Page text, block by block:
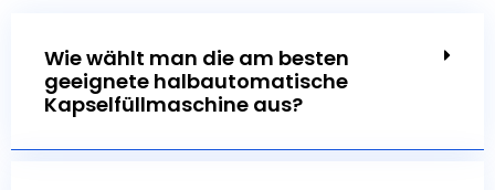
Wie wählt man die am besten
geeignete halbautomatische
Kapselfüllmaschine aus?